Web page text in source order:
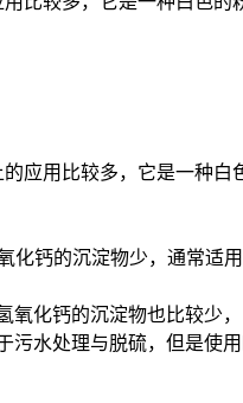
用比较多，它是一种白
钙的沉淀物少，通常适
化钙的沉淀物也比较少，
水处理与脱硫，但是使